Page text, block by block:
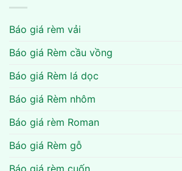
Báo giá rèm vải
Báo giá Rèm cầu vồng
Báo giá Rèm lá dọc
Báo giá Rèm nhôm
Báo giá rèm Roman
Báo giá Rèm gỗ
Báo giá rèm cuốn